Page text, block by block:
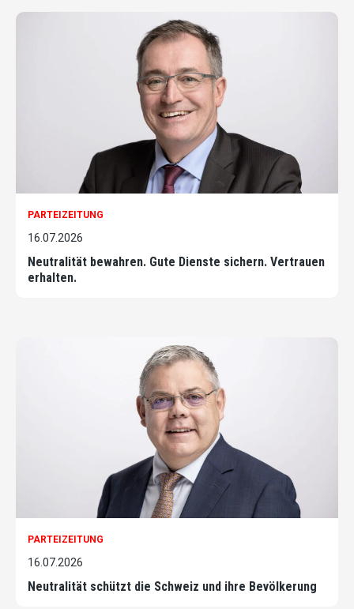
PARTEIZEITUNG
16.07.2026
Neutralität bewahren. Gute Dienste sichern. Vertrauen
erhalten.
PARTEIZEITUNG
16.07.2026
Neutralität schützt die Schweiz und ihre Bevölkerung